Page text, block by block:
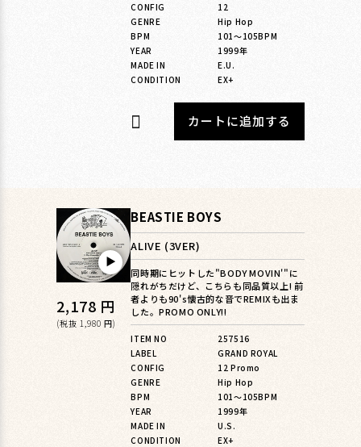
CONFIG
12
GENRE
Hip Hop
BPM
101〜105BPM
YEAR
1999年
MADE IN
E.U.
CONDITION
EX+
カートに追加する
▶︎
通
常
2,178 円
(税抜 1,980 円)
BEASTIE BOYS
ALIVE (3VER)
同時期にヒットした"BODY MOVIN'"に
隠れがちだけど、こちらも同品質以上! 前
者よりも90's懐古的な音でREMIXも出ま
した。PROMO ONLY!!
ITEM NO
257516
LABEL
GRAND ROYAL
CONFIG
12 Promo
GENRE
Hip Hop
BPM
101〜105BPM
YEAR
1999年
MADE IN
U.S.
CONDITION
EX+